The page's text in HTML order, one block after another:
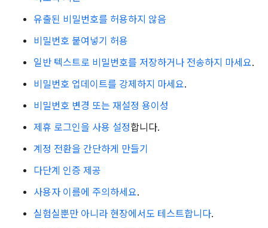
유출된 비밀번호를 허용하지 않음
비밀번호 붙여넣기 허용
일반 텍스트로 비밀번호를 저장하거나 전송하지 마세요.
비밀번호 업데이트를 강제하지 마세요.
비밀번호 변경 또는 재설정 용이성
제휴 로그인을 사용 설정합니다.
계정 전환을 간단하게 만들기
다단계 인증 제공
사용자 이름에 주의하세요.
실험실뿐만 아니라 현장에서도 테스트합니다.